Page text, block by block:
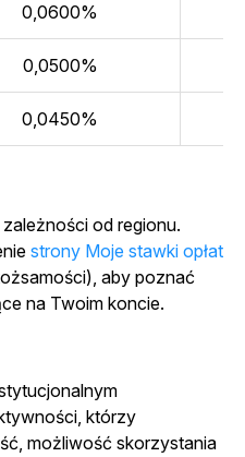
0,0600%
0,0500%
0,0450%
od regionu.
strony Moje stawki opłat
aby poznać
na Twoim koncie.
którzy
możliwość skorzystania